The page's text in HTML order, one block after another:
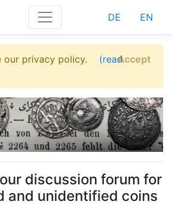
DE EN
our privacy policy. (readAccept
discussion forum for
and unidentified coins